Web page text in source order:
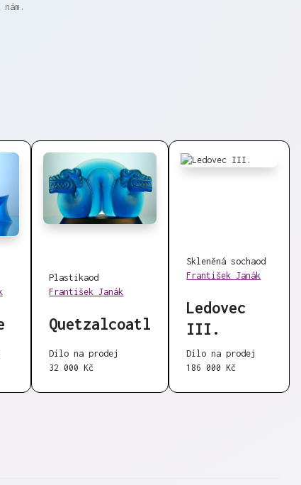
Plastikaod
František Janák
Quetzalcoatl
Dílo na prodej
32 000 Kč
Skleněná sochaod
František Janák
Ledovec
III.
Dílo na prodej
186 000 Kč